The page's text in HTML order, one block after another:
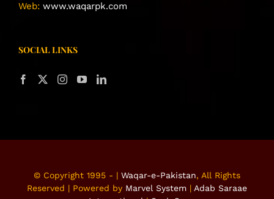
Web: www.waqarpk.com
SOCIAL LINKS
© Copyright 1995 - | Waqar-e-Pakistan, All Rights
Reserved | Powered by Marvel System | Adab Saraae